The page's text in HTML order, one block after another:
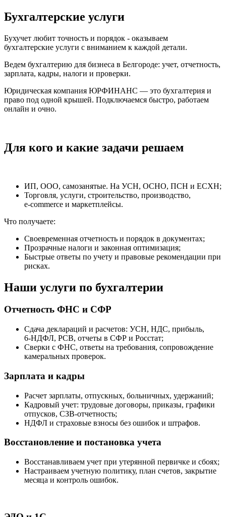
Бухгалтерские услуги
Бухучет любит точность и порядок - оказываем
бухгалтерские услуги с вниманием к каждой детали.
Ведем бухгалтерию для бизнеса в Белгороде: учет, отчетность,
зарплата, кадры, налоги и проверки.
Юридическая компания ЮРФИНАНС — это бухгалтерия и
право под одной крышей. Подключаемся быстро, работаем
онлайн и очно.
Для кого и какие задачи решаем
ИП, ООО, самозанятые. На УСН, ОСНО, ПСН и ЕСХН;
Торговля, услуги, строительство, производство,
e‑commerce и маркетплейсы.
Что получаете:
Своевременная отчетность и порядок в документах;
Прозрачные налоги и законная оптимизация;
Быстрые ответы по учету и правовые рекомендации при
рисках.
Наши услуги по бухгалтерии
Отчетность ФНС и СФР
Сдача деклараций и расчетов: УСН, НДС, прибыль,
6‑НДФЛ, РСВ, отчеты в СФР и Росстат;
Сверки с ФНС, ответы на требования, сопровождение
камеральных проверок.
Зарплата и кадры
Расчет зарплаты, отпускных, больничных, удержаний;
Кадровый учет: трудовые договоры, приказы, графики
отпусков, СЗВ‑отчетность;
НДФЛ и страховые взносы без ошибок и штрафов.
Восстановление и постановка учета
Восстанавливаем учет при утерянной первичке и сбоях;
Настраиваем учетную политику, план счетов, закрытие
месяца и контроль ошибок.